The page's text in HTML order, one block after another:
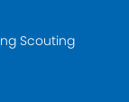
Scouting